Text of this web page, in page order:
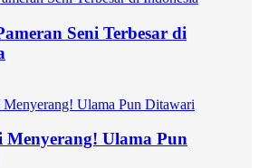
Seni Terbesar di
Menyerang! Ulama Pun